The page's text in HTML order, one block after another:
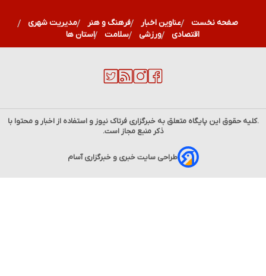
صفحه نخست عناوین اخبار فرهنگ و هنر
مدیریت شهری
اقتصادی
ورزشی سلامت استان ها
.کلیه حقوق این پایگاه متعلق به خبرگزاریفرتاک نیوز و استفاده از اخبار و محتوا با
ذکر منبع مجاز است.
طراحی سایت خبری و خبرگزاری آسام